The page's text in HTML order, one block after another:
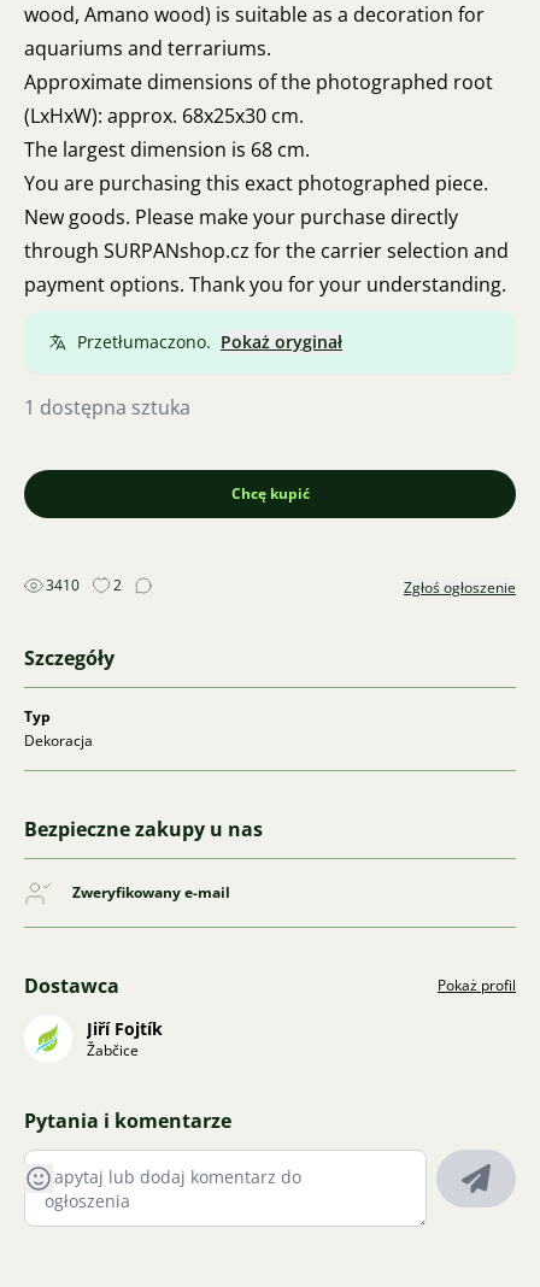
wood, Amano wood) is suitable as a decoration for
aquariums and terrariums.
Approximate dimensions of the photographed root
(LxHxW): approx. 68x25x30 cm.
The largest dimension is 68 cm.
You are purchasing this exact photographed piece.
New goods. Please make your purchase directly
through SURPANshop.cz for the carrier selection and
payment options. Thank you for your understanding.
Przetłumaczono. Pokaż oryginał
1 dostępna sztuka
Chcę kupić
3410 2 Zgłoś ogłoszenie
Szczegóły
Typ
Dekoracja
Bezpieczne zakupy u nas
Zweryfikowany e-mail
Dostawca Pokaż profil
Jiří Fojtík
Žabčice
Pytania i komentarze